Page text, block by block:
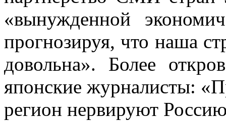
«вынужденной
прогнозируя, что наша
довольна». Более
японские журналисты:
регион нервируют